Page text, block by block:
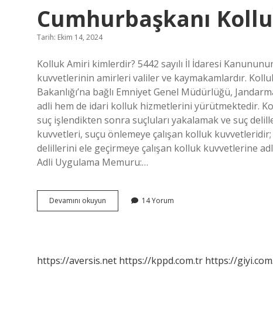
Cumhurbaşkanı
Tarih: Ekim 14, 2024
Kolluk Amiri kimlerdir? 5442 sayılı İl İdaresi
kuvvetlerinin amirleri valiler ve kaymakamlardır.
Bakanlığı’na bağlı Emniyet Genel Müdürlüğü,
adli hem de idari kolluk hizmetlerini yürütmektedir.
suç işlendikten sonra suçluları yakalamak ve suç
kuvvetleri, suçu önlemeye çalışan kolluk
delillerini ele geçirmeye çalışan kolluk kuvvetlerine
Adli Uygulama Memuru:…
Devamını okuyun Cumhurbaşkanı
Kolluk
14 Yorum
https://aversis.net https://kppd.com.tr https://